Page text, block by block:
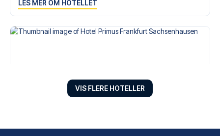
LES MER OM HOTELLET
VIS FLERE HOTELLER